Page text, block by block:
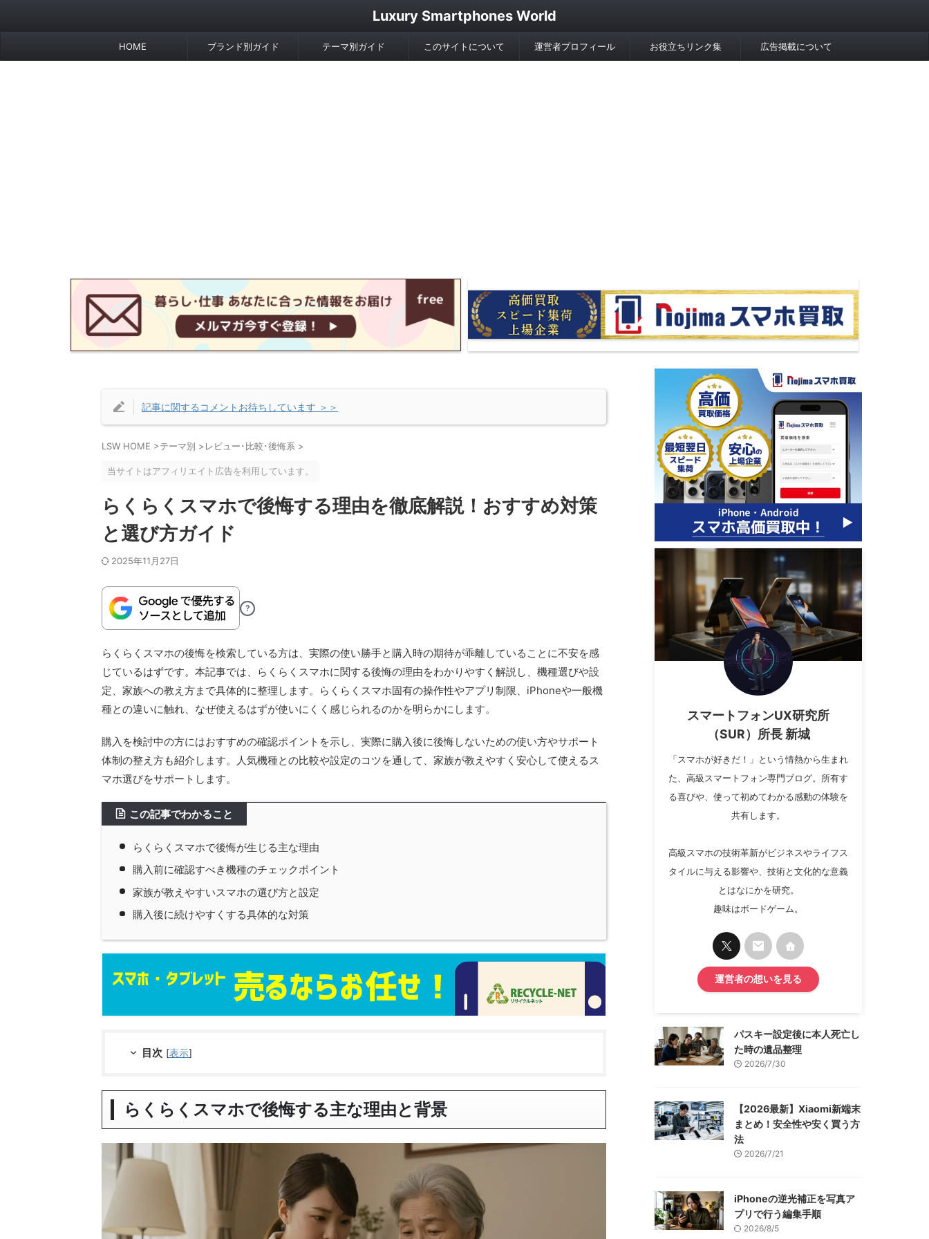
Luxury Smartphones World
HOME ブランド別ガイド テーマ別ガイド このサイトについて 運営者プロフィール お役立ちリンク集 広告掲載について
記事に関するコメントお待ちしています ＞＞
LSW HOME >テーマ別 >レビュー･比較･後悔系 >
当サイトはアフィリエイト広告を利用しています。
らくらくスマホで後悔する理由を徹底解説！おすすめ対策
と選び方ガイド
2025年11月27日
?
らくらくスマホの後悔を検索している方は、実際の使い勝手と購入時の期待が乖離していることに不安を感
じているはずです。本記事では、らくらくスマホに関する後悔の理由をわかりやすく解説し、機種選びや設
定、家族への教え方まで具体的に整理します。らくらくスマホ固有の操作性やアプリ制限、iPhoneや一般機
種との違いに触れ、なぜ使えるはずが使いにくく感じられるのかを明らかにします。
購入を検討中の方にはおすすめの確認ポイントを示し、実際に購入後に後悔しないための使い方やサポート
体制の整え方も紹介します。人気機種との比較や設定のコツを通して、家族が教えやすく安心して使えるス
マホ選びをサポートします。
この記事でわかること
らくらくスマホで後悔が生じる主な理由
購入前に確認すべき機種のチェックポイント
家族が教えやすいスマホの選び方と設定
購入後に続けやすくする具体的な対策
目次 [表示]
らくらくスマホで後悔する主な理由と背景
スマートフォンUX研究所
（SUR）所長 新城
「スマホが好きだ！」という情熱から生まれ
た、高級スマートフォン専門ブログ。所有す
る喜びや、使って初めてわかる感動の体験を
共有します。
高級スマホの技術革新がビジネスやライフス
タイルに与える影響や、技術と文化的な意義
とはなにかを研究。
趣味はボードゲーム。
運営者の想いを見る
パスキー設定後に本人死亡し
た時の遺品整理
2026/7/30
【2026最新】Xiaomi新端末
まとめ！安全性や安く買う方
法
2026/7/21
iPhoneの逆光補正を写真ア
プリで行う編集手順
2026/8/5